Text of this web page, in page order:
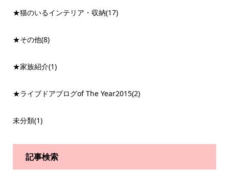
★猫のいるインテリア・収納(17)
★その他(8)
★家族紹介(1)
★ライブドアブログof The Year2015(2)
未分類(1)
記事検索